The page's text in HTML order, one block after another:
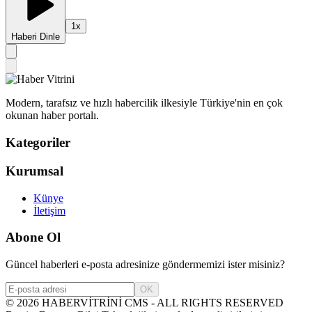
Haberi Dinle
1x
Modern, tarafsız ve hızlı habercilik ilkesiyle Türkiye'nin en çok
okunan haber portalı.
Kategoriler
Kurumsal
Künye
İletişim
Abone Ol
Güncel haberleri e-posta adresinize göndermemizi ister misiniz?
OK
© 2026 HABERVİTRİNİ CMS - ALL RIGHTS RESERVED